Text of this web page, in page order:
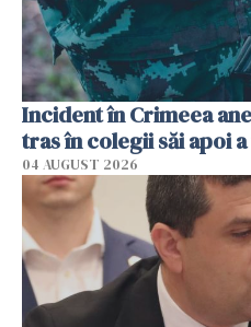
Incident în Crimeea
tras în colegii săi apoi
04 AUGUST 2026